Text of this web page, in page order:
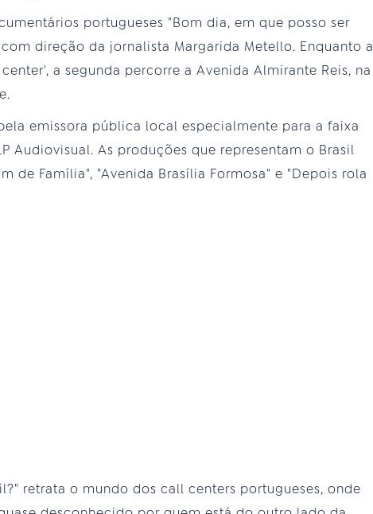
portugueses "Bom dia, em que posso ser
com direção da jornalista Margarida Metello. Enquanto a
a segunda percorre a Avenida Almirante Reis, na
emissora pública local especialmente para a faixa
Audiovisual. As produções que representam o Brasil
de Família", "Avenida Brasília Formosa" e "Depois rola
retrata o mundo dos call centers portugueses, onde